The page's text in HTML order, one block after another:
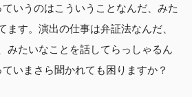
いうのはこういうことなんだ、みた
ます。演出の仕事は弁証法なんだ、
みたいなことを話してらっしゃるん
いまさら聞かれても困りますか？